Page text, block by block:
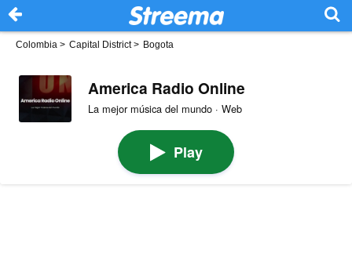
Colombia > Capital District> Bogota
America Radio Online
La mejor música del mundo · Web
Play